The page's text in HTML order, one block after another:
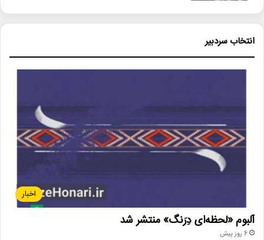
انتخاب سردبیر
اخبار
آلبوم «لحظه‌ای دِرَنگ» منتشر شد
6 روز پیش